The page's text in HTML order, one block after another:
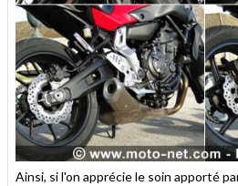
Ainsi, si l'on apprécie le soin apporté